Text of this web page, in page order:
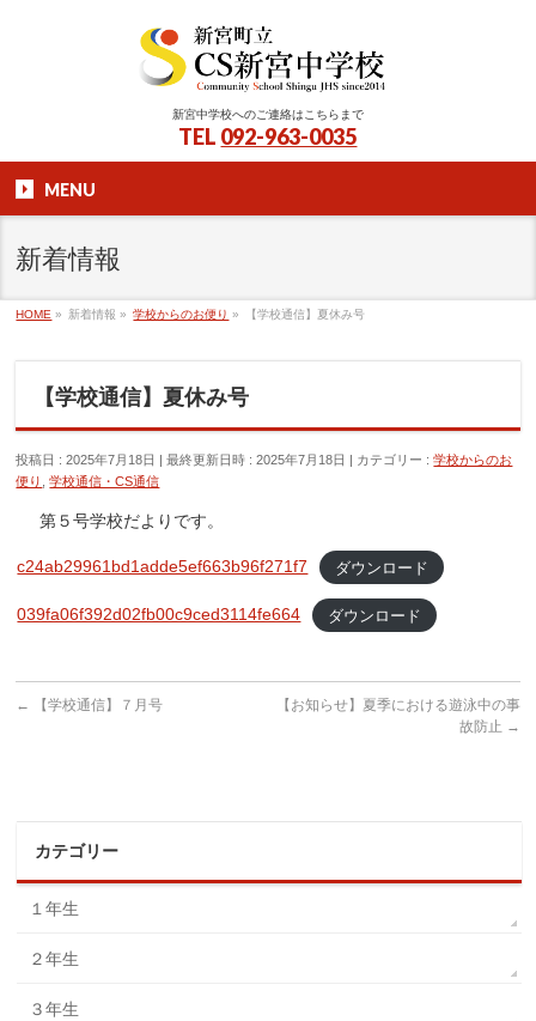
新宮中学校へのご連絡はこちらまで
TEL 092-963-0035
MENU
新着情報
HOME » 新着情報 » 学校からのお便り » 【学校通信】夏休み号
【学校通信】夏休み号
投稿日 : 2025年7月18日 最終更新日時 : 2025年7月18日 カテゴリー :学校からのお
便り
,学校通信・CS通信
第５号学校だよりです。
c24ab29961bd1adde5ef663b96f271f7 ダウンロード
039fa06f392d02fb00c9ced3114fe664 ダウンロード
← 【学校通信】７月号
【お知らせ】夏季における遊泳中の事
故防止 →
カテゴリー
１年生
２年生
３年生